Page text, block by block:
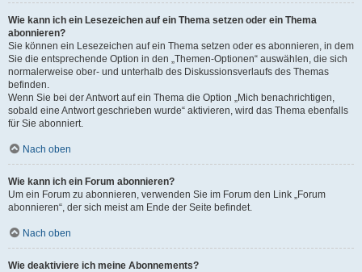
Wie kann ich ein Lesezeichen auf ein Thema setzen oder ein Thema
abonnieren?
Sie können ein Lesezeichen auf ein Thema setzen oder es abonnieren, in dem
Sie die entsprechende Option in den „Themen-Optionen“ auswählen, die sich
normalerweise ober- und unterhalb des Diskussionsverlaufs des Themas
befinden.
Wenn Sie bei der Antwort auf ein Thema die Option „Mich benachrichtigen,
sobald eine Antwort geschrieben wurde“ aktivieren, wird das Thema ebenfalls
für Sie abonniert.
Nach oben
Wie kann ich ein Forum abonnieren?
Um ein Forum zu abonnieren, verwenden Sie im Forum den Link „Forum
abonnieren“, der sich meist am Ende der Seite befindet.
Nach oben
Wie deaktiviere ich meine Abonnements?